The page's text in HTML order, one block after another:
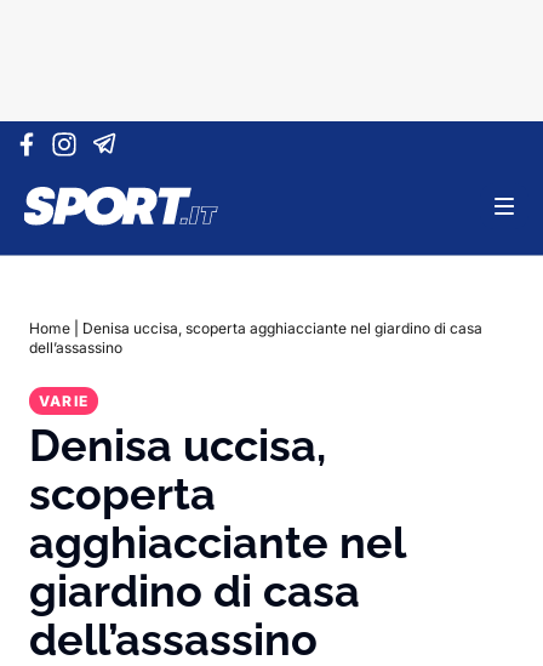
Vai al contenuto
Home
Denisa uccisa, scoperta agghiacciante nel giardino di casa
dell’assassino
VARIE
Denisa uccisa,
scoperta
agghiacciante nel
giardino di casa
dell’assassino